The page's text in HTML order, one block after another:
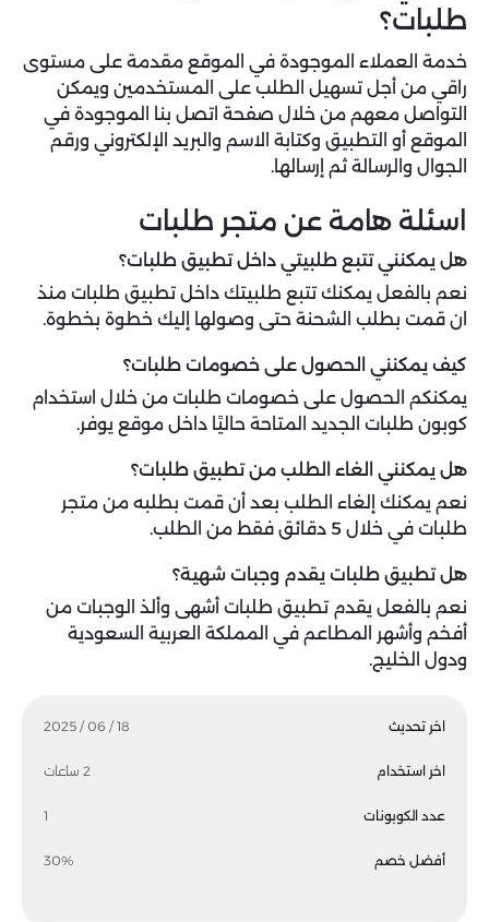
اخر تحديث 18 / 06 / 2025
اخر استخدام 2 ساعات
عدد الكوبونات 1
أفضل خصم 30%
طلبات؟
خدمة العملاء الموجودة في الموقع مقدمة على مستوى
راقي من أجل تسهيل الطلب على المستخدمين ويمكن
التواصل معهم من خلال صفحة اتصل بنا الموجودة في
الموقع أو التطبيق وكتابة الاسم والبريد الإلكتروني ورقم
الجوال والرسالة ثم إرسالها.
اسئلة هامة عن متجر طلبات
هل يمكنني تتبع طلبيتي داخل تطبيق طلبات؟
نعم بالفعل يمكنك تتبع طلبيتك داخل تطبيق طلبات منذ
ان قمت بطلب الشحنة حتى وصولها إليك خطوة بخطوة.
كيف يمكنني الحصول على خصومات طلبات؟
يمكنكم الحصول على خصومات طلبات من خلال استخدام
كوبون طلبات الجديد المتاحة حاليًا داخل موقع يوفر.
هل يمكنني الغاء الطلب من تطبيق طلبات؟
نعم يمكنك إلغاء الطلب بعد أن قمت بطلبه من متجر
طلبات في خلال 5 دقائق فقط من الطلب.
هل تطبيق طلبات يقدم وجبات شهية؟
نعم بالفعل يقدم تطبيق طلبات أشهى وألذ الوجبات من
أفخم وأشهر المطاعم في المملكة العربية السعودية
ودول الخليج.